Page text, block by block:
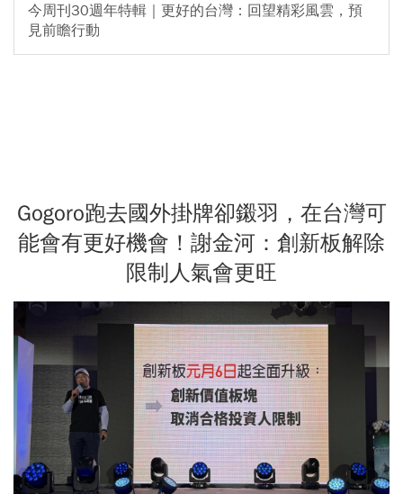
今周刊30週年特輯｜更好的台灣：回望精彩風雲，預
見前瞻行動
Gogoro跑去國外掛牌卻鎩羽，在台灣可
能會有更好機會！謝金河：創新板解除
限制人氣會更旺